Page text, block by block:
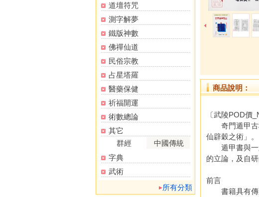
道壇符咒
測字解夢
鐵版神數
佛禪仙道
民俗宗教
占星塔羅
醫藥保健
祈福開運
術數總論
其它
群經
中國傳統
字典
武術
所有分類
商品說明：
〔武陵POD價
奇門遁甲古稱
仙辟穀之術」。
遁甲書與一般
的立論，及自
前言
書籍具有傳達